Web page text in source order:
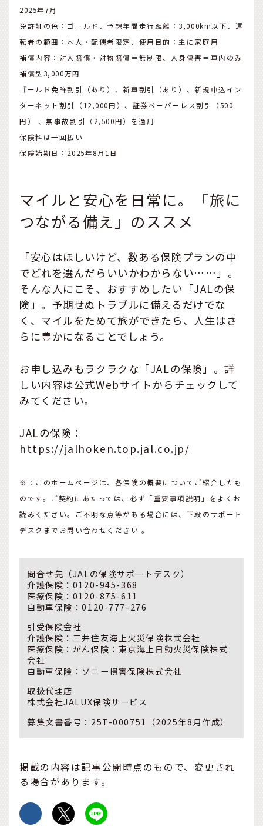
2025年7月
免許証の色：ゴールド、予想年間走行距離：3,000km以下、運
転者の範囲：本人・配偶者限定、使用目的：主に家庭用
補償内容：対人賠償・対物賠償＝無制限、人身傷害＝車内のみ
補償型3,000万円
ゴールド免許割引（あり）、新車割引（あり）、新規申込イン
ターネット割引（12,000円）、証券ペーパーレス割引（500
円） 、無事故割引（2,500円）を適用
保険料は一回払い
保険始期日：2025年8月1日
マイルと安心を日常に。「旅に
つながる備え」のススメ
「安心はほしいけど、数ある保険プランの中
でどれを選んだらいいかわからない……」。
そんな人にこそ、おすすめしたい「JALの保
険」。予期せぬトラブルに備えるだけでな
く、マイルをためて旅ができたら、人生はさ
らに豊かになることでしょう。
お申し込みもラクラクな「JALの保険」。詳
しい内容は公式Webサイトからチェックして
みてください。
JALの保険：
https://jalhoken.top.jal.co.jp/
※：このホームページは、各保険の概要についてご紹介したも
のです。ご契約にあたっては、必ず「重要事項説明」をよくお
読みください。ご不明な点等がある場合には、下段のサポート
デスクまでお問い合わせください 。
問合せ先（JALの保険サポートデスク）
介護保険：0120-945-368
医療保険：0120-875-611
自動車保険：0120-777-276
引受保険会社
介護保険：三井住友海上火災保険株式会社
医療保険：がん保険：東京海上日動火災保険株式
会社
自動車保険：ソニー損害保険株式会社
取扱代理店
株式会社JALUX保険サービス
募集文書番号：25T-000751（2025年8月作成）
掲載の内容は記事公開時点のもので、変更され
る場合があります。